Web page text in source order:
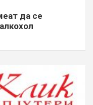
да се